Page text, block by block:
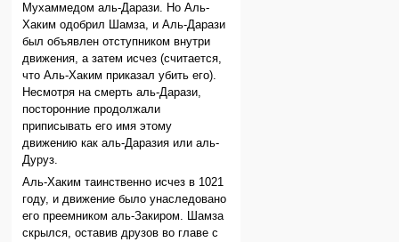
Мухаммедом аль-Дарази. Но Аль-
Хаким одобрил Шамза, и Аль-Дарази
был объявлен отступником внутри
движения, а затем исчез (считается,
что Аль-Хаким приказал убить его).
Несмотря на смерть аль-Дарази,
посторонние продолжали
приписывать его имя этому
движению как аль-Даразия или аль-
Дуруз.
Аль-Хаким таинственно исчез в 1021
году, и движение было унаследовано
его преемником аль-Закиром. Шамза
скрылся, оставив друзов во главе с